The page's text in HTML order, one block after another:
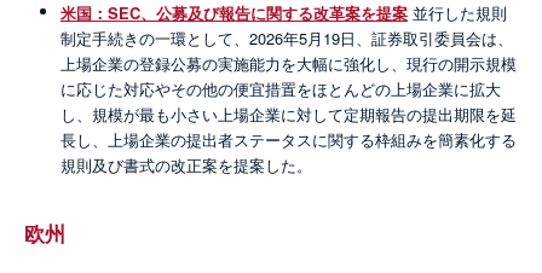
米国：SEC、公募及び報告に関する改革案を提案 並行した規則
制定手続きの一環として、2026年5月19日、証券取引委員会は、
上場企業の登録公募の実施能力を大幅に強化し、現行の開示規模
に応じた対応やその他の便宜措置をほとんどの上場企業に拡大
し、規模が最も小さい上場企業に対して定期報告の提出期限を延
長し、上場企業の提出者ステータスに関する枠組みを簡素化する
規則及び書式の改正案を提案した。
欧州